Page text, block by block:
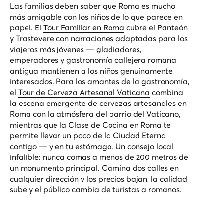
Las familias deben saber que Roma es mucho
más amigable con los niños de lo que parece en
papel. El Tour Familiar en Roma cubre el Panteón
y Trastevere con narraciones adaptadas para los
viajeros más jóvenes — gladiadores,
emperadores y gastronomía callejera romana
antigua mantienen a los niños genuinamente
interesados. Para los amantes de la gastronomía,
el Tour de Cerveza Artesanal Vaticana combina
la escena emergente de cervezas artesanales en
Roma con la atmósfera del barrio del Vaticano,
mientras que la Clase de Cocina en Roma te
permite llevar un poco de la Ciudad Eterna
contigo — y en tu estómago. Un consejo local
infalible: nunca comas a menos de 200 metros de
un monumento principal. Camina dos calles en
cualquier dirección y los precios bajan, la calidad
sube y el público cambia de turistas a romanos.